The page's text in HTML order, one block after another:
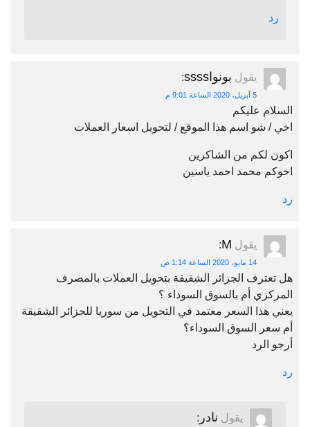
رد
يقول بونواssss :
5 أبريل، 2020 الساعة 9:01 م
السلام عليكم
اخي / شو اسم هذا الموقع / لتحويل اسعار العملات
اكون لكم من الشاكرين
اخوكم محمد احمد ياسين
رد
يقول M
:
14 مايو، 2020 الساعة 1:14 ص
هل تعترف الجزائر الشقيقة بتحويل العملات بالمصرف
المركزي أم بالسوق السوداء ؟
يعني هذا السعر معتمد في التحويل من سوريا للجزائر الشقيقة
أم سعر السوق السوداء؟
أرجو الرد
رد
يقول نادر :